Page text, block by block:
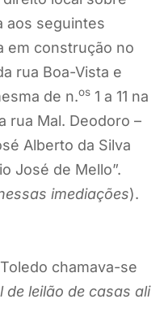
aos seguintes
em construção no
rua Boa-Vista e
de n.os 1 a 11 na
rua Mal. Deodoro –
Alberto da Silva
José de Mello”.
imediações).
chamava-se
de leilão de casas ali